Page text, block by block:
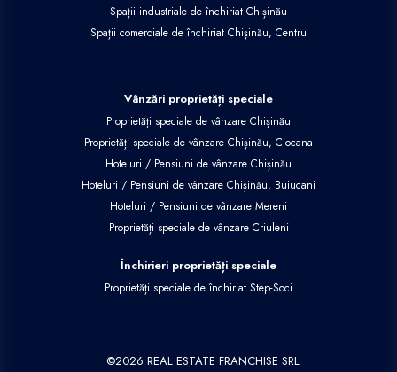
Spații industriale de închiriat Chișinău
Spații comerciale de închiriat Chișinău, Centru
Vânzări proprietăți speciale
Proprietăți speciale de vânzare Chișinău
Proprietăți speciale de vânzare Chișinău, Ciocana
Hoteluri / Pensiuni de vânzare Chișinău
Hoteluri / Pensiuni de vânzare Chișinău, Buiucani
Hoteluri / Pensiuni de vânzare Mereni
Proprietăți speciale de vânzare Criuleni
Închirieri proprietăți speciale
Proprietăți speciale de închiriat Step-Soci
©2026 REAL ESTATE FRANCHISE SRL